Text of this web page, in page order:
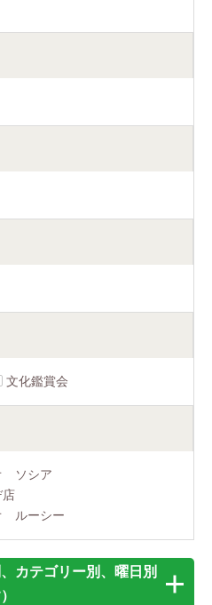
文化鑑賞会
ソシア
店
ルーシー
カテゴリー別、曜日別